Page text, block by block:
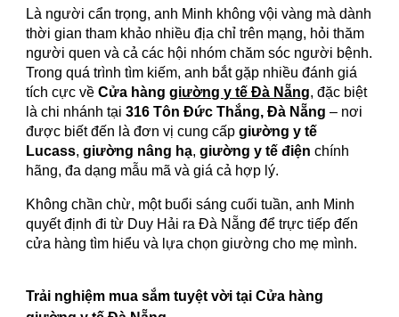
Là người cẩn trọng, anh Minh không vội vàng mà dành
thời gian tham khảo nhiều địa chỉ trên mạng, hỏi thăm
người quen và cả các hội nhóm chăm sóc người bệnh.
Trong quá trình tìm kiếm, anh bắt gặp nhiều đánh giá
tích cực vềCửa hànggiường y tế Đà Nẵng, đặc biệt
là chi nhánh tại316 Tôn Đức Thắng, Đà Nẵng – nơi
được biết đến là đơn vị cung cấpgiường y tế
Lucass,giường nâng hạ,giường y tế điện chính
hãng, đa dạng mẫu mã và giá cả hợp lý.
Không chần chừ, một buổi sáng cuối tuần, anh Minh
quyết định đi từ Duy Hải ra Đà Nẵng để trực tiếp đến
cửa hàng tìm hiểu và lựa chọn giường cho mẹ mình.
Trải nghiệm mua sắm tuyệt vời tại Cửa hàng